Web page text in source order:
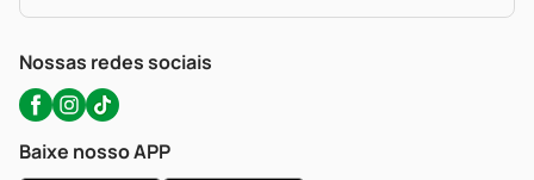
WhatsApp (47) 9202-1687
Nossas redes sociais
Baixe nosso APP